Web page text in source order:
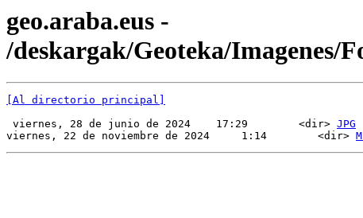
geo.araba.eus -
/deskargak/Geoteka/Imagenes/
[Al directorio principal]
viernes, 28 de junio de 2024    17:29        <dir> JPG
viernes, 22 de noviembre de 2024     1:14        <dir>